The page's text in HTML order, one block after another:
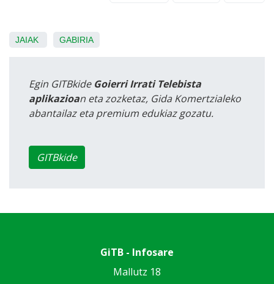
JAIAK GABIRIA
Egin GITBkide Goierri Irrati Telebista
aplikazioan eta zozketaz, Gida Komertzialeko
abantailaz eta premium edukiaz gozatu.
GITBkide
GiTB - Infosare
Mallutz 18